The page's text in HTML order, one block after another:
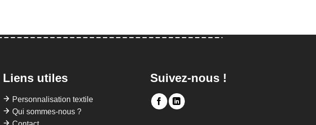
Liens utiles
Personnalisation textile
Qui sommes-nous ?
Suivez-nous !